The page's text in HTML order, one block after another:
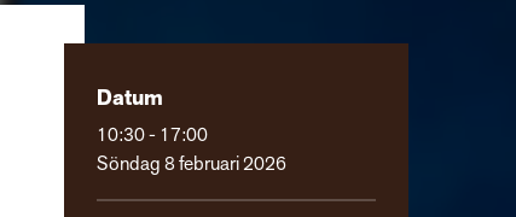
Datum
10:30 - 17:00
Söndag 8 februari 2026